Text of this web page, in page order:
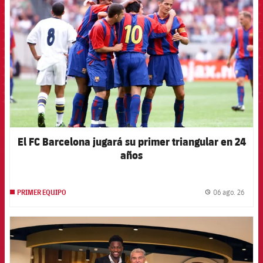
El FC Barcelona jugará su primer triangular en 24
años
PRIMER EQUIPO 06 ago. 26